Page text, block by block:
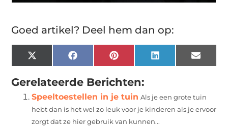
Goed artikel? Deel hem dan op:
X
(Twitter)
FacebookPinterest LinkedIn Email
Gerelateerde Berichten:
Speeltoestellen in je tuin Als je een grote tuin
hebt dan is het wel zo leuk voor je kinderen als je ervoor
zorgt dat ze hier gebruik van kunnen...